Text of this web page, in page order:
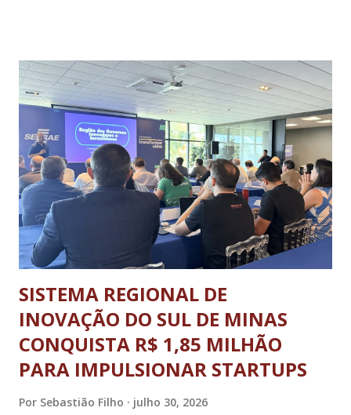
participantes, entre 9 e 17 anos de idade, de várias partes do
estado, no Sesc Contagem, localizado na Região
Metropolitana de Belo Horizonte. Foram cinco dias de disputas
em diferentes modalidades esportivas, palestras e uma
programação dedicada a promover a integração, o respeito e
o desenvolvimento pessoal e social através do esporte. A
abertura oficial, com direto a cerimônia, aconteceu no dia 20
de julho (segunda-feira) e o ence...
SISTEMA REGIONAL DE
INOVAÇÃO DO SUL DE MINAS
CONQUISTA R$ 1,85 MILHÃO
PARA IMPULSIONAR STARTUPS
Por Sebastião Filho julho 30, 2026